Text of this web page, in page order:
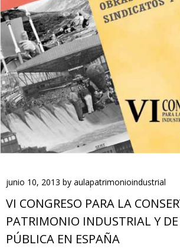
junio 10, 2013 by aulapatrimonioindustrial
VI CONGRESO PARA LA
PATRIMONIO INDUSTRIAL Y
PÚBLICA EN ESPAÑA